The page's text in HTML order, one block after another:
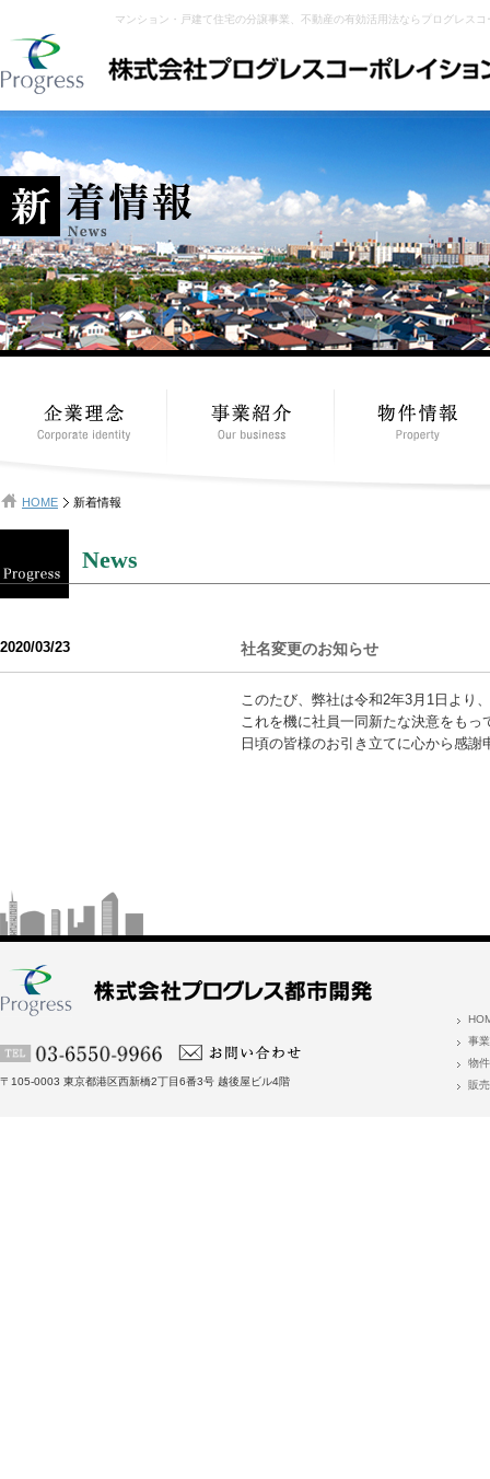
マンション・戸建て住宅の分譲事業、不動産の有効活用法ならプログレス
HOME 新着情報
News
2020/03/23 社名変更のお知らせ
このたび、弊社は令和2年3月1日より
これを機に社員一同新たな決意をも
日頃の皆様のお引き立てに心から感
〒105-0003 東京都港区西新橋2丁目6番3号 越後屋ビル4階
事
物
販